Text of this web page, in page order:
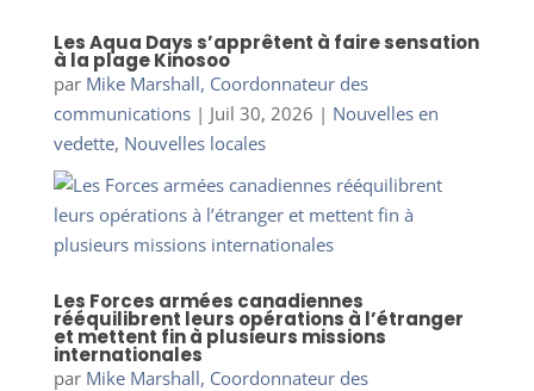
Les Aqua Days s’apprêtent à faire sensation
à la plage Kinosoo
par Mike Marshall, Coordonnateur des
communications| Juil 30, 2026 | Nouvelles en
vedette, Nouvelles locales
Les Forces armées canadiennes
rééquilibrent leurs opérations à l’étranger
et mettent fin à plusieurs missions
internationales
par Mike Marshall, Coordonnateur des